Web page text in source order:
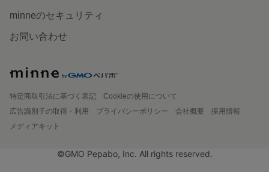
minneのセキュリティ
お問い合わせ
特定商取引法に基づく表記
Cookieの使用について
広告識別子の取得・利用
プライバシーポリシー 会社概要
採用情報
メディアキット
©GMO Pepabo, Inc. All rights reserved.